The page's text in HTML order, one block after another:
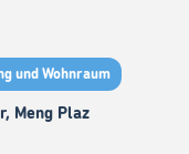
und Wohnraum
Meng Plaz